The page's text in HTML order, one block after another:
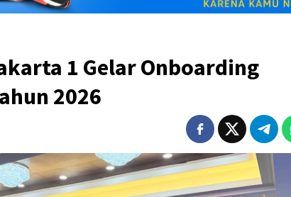
1 Gelar Onboarding
2026